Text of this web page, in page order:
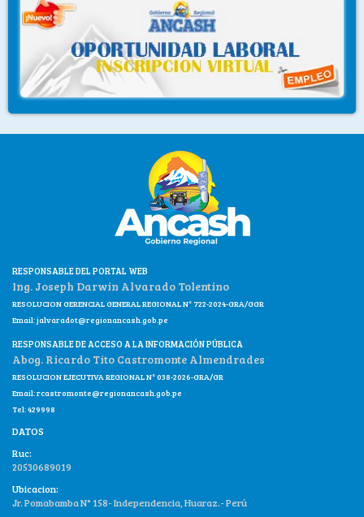
RESPONSABLE DEL PORTAL WEB
Ing. Joseph Darwin Alvarado Tolentino
RESOLUCION GERENCIAL GENERAL REGIONAL N° 722-2024-GRA/GGR
Email:jalvaradot@regionancash.gob.pe
RESPONSABLE DE ACCESO A LA INFORMACIÓN PÚBLICA
Abog. Ricardo Tito Castromonte Almendrades
RESOLUCION EJECUTIVA REGIONAL N° 038-2026-GRA/GR
Email:rcastromonte@regionancash.gob.pe
Tel: 429998
DATOS
Ruc:
20530689019
Ubicacion:
Jr. Pomabamba N° 158- Independencia, Huaraz.- Perú